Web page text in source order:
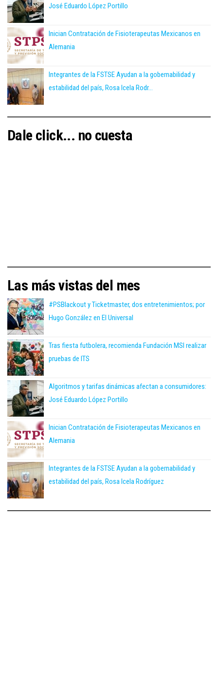
José Eduardo López Portillo
Inician Contratación de Fisioterapeutas Mexicanos en
Alemania
Integrantes de la FSTSE Ayudan a la gobernabilidad y
estabilidad del país, Rosa Icela Rodr...
Dale click... no cuesta
Las más vistas del mes
#PSBlackout y Ticketmaster, dos entretenimientos; por
Hugo González en El Universal
Tras fiesta futbolera, recomienda Fundación MSI realizar
pruebas de ITS
Algoritmos y tarifas dinámicas afectan a consumidores:
José Eduardo López Portillo
Inician Contratación de Fisioterapeutas Mexicanos en
Alemania
Integrantes de la FSTSE Ayudan a la gobernabilidad y
estabilidad del país, Rosa Icela Rodríguez